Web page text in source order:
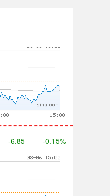
-6.85 -0.15%